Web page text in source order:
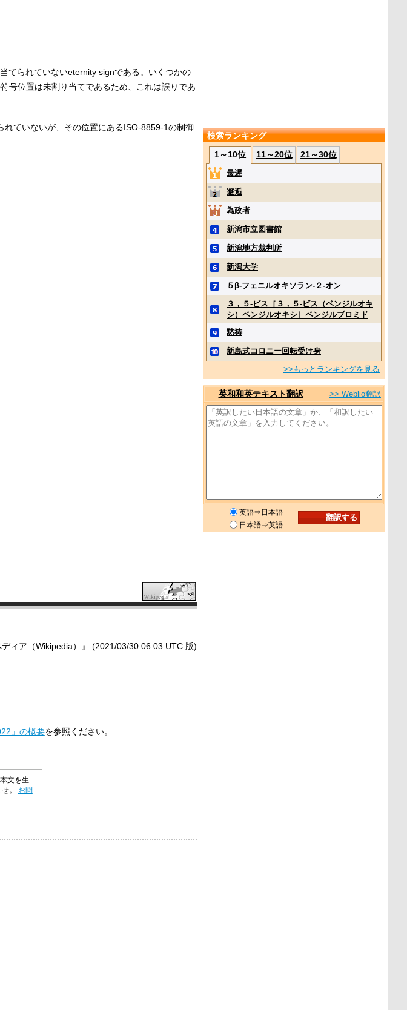
てられていないeternity signである。いくつかの
号位置は未割り当てであるため、これは誤りであ
ていないが、その位置にあるISO-8859-1の制御
ィア（Wikipedia）』 (2021/03/30 06:03 UTC 版)
」の概要を参照ください。
文を生
。 お問
検索ランキング
1～10位
11～20位 21～30位
最遅
邂逅
為政者
新潟市立図書館
新潟地方裁判所
新潟大学
５β‐フェニルオキソラン‐２‐オン
３，５‐ビス［３，５‐ビス（ベンジルオキ
シ）ベンジルオキシ］ベンジルブロミド
黙祷
新島式コロニー回転受け身
>>もっとランキングを見る
英和和英テキスト翻訳 >> Weblio翻訳
英語⇒日本語
日本語⇒英語